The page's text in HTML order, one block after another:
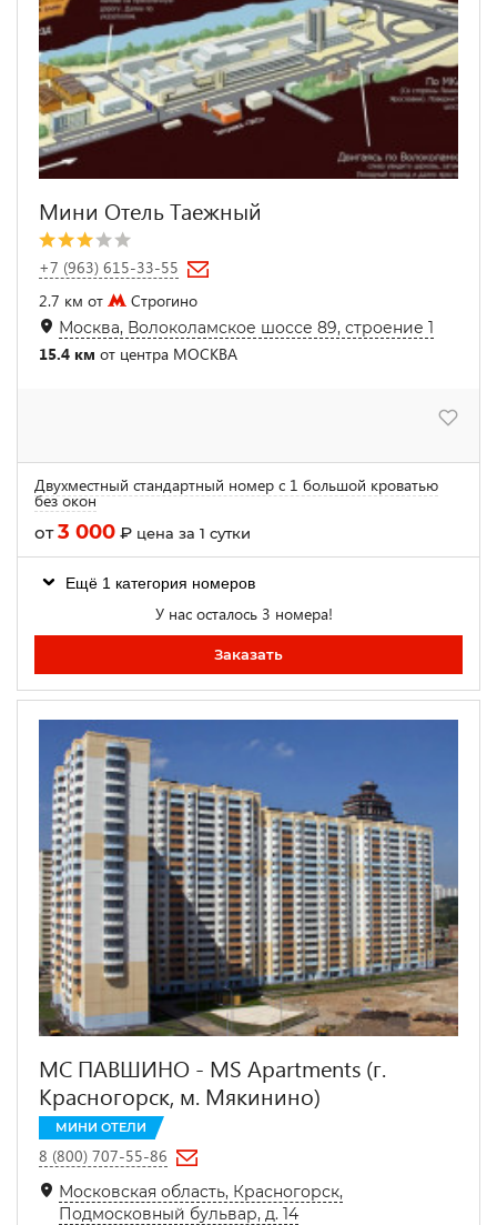
Мини Отель Таежный
+7 (963) 615-33-55
2.7 км от
Строгино
Москва, Волоколамское шоссе 89, строение 1
15.4 км от центра МОСКВА
Двухместный стандартный номер с 1 большой кроватью
без окон
от3 000 ₽ цена за 1 сутки
Ещё 1 категория номеров
У нас осталось 3 номера!
Заказать
МС ПАВШИНО - MS Apartments (г.
Красногорск, м. Мякинино)
МИНИ ОТЕЛИ
8 (800) 707-55-86
Московская область, Красногорск,
Подмосковный бульвар, д. 14